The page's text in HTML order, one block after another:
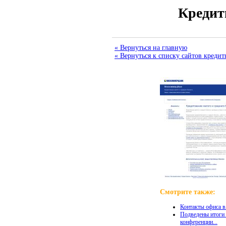
« Вернуться на главную
« Вернуться к списку сайтов
Смотрите также:
Контакты офиса
Подведены итоги
конференции...